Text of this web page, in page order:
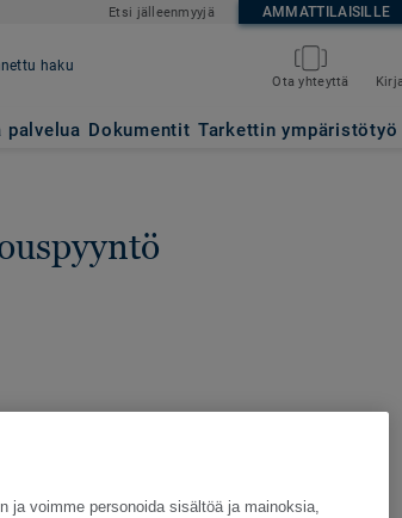
Etsi jälleenmyyjä AMMATTILAISILLE
haku
Ota yhteyttä
palvelua Dokumentit Tarkettin ympäristötyö
voimme personoida sisältöä ja mainoksia,